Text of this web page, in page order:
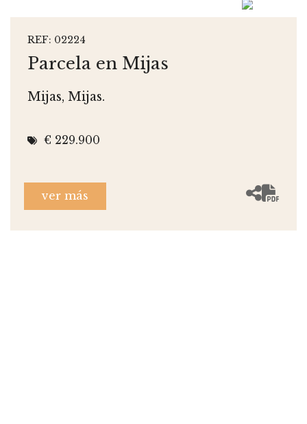
REF: 02224
Parcela en Mijas
Mijas, Mijas.
€ 229.900
ver más